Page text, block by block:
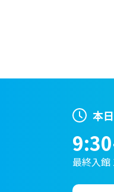
本
最終入館